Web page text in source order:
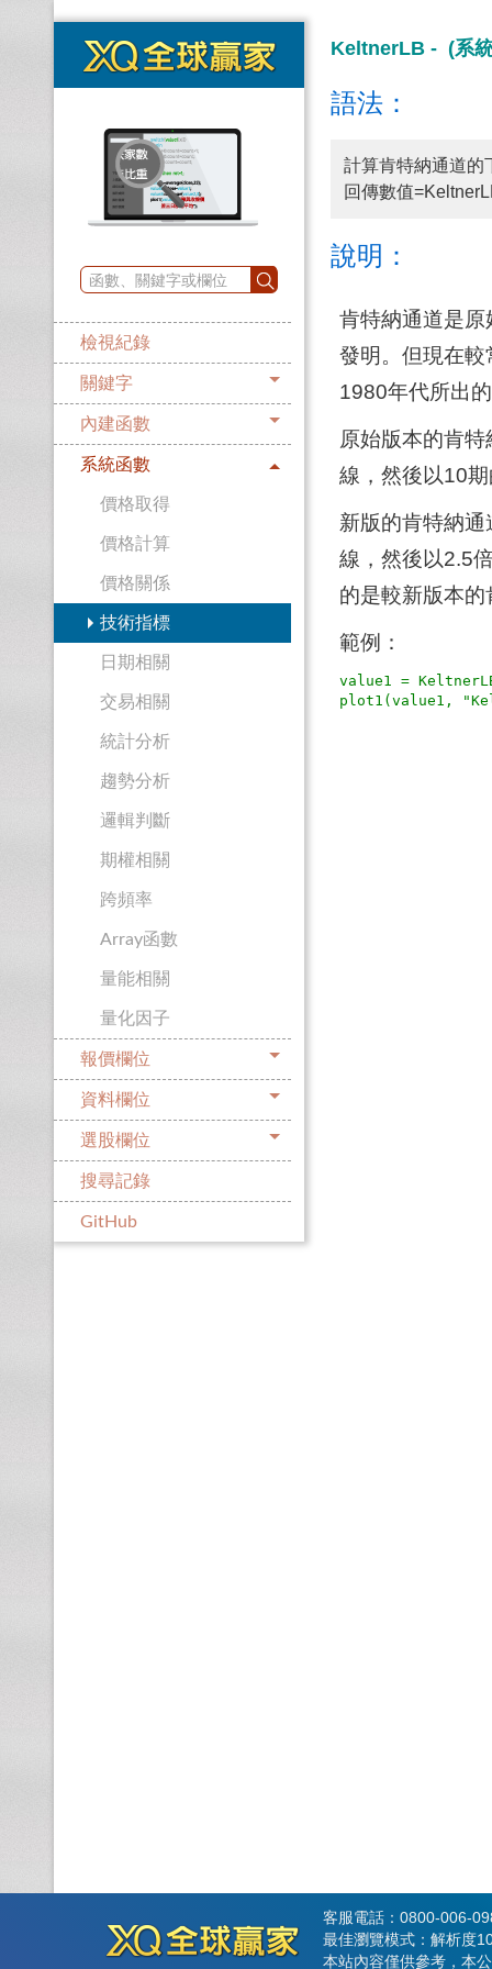
檢視紀錄
關鍵字
內建函數
系統函數
價格取得
價格計算
價格關係
技術指標
日期相關
交易相關
統計分析
趨勢分析
邏輯判斷
期權相關
跨頻率
Array函數
量能相關
量化因子
報價欄位
資料欄位
選股欄位
搜尋記錄
GitHub
KeltnerLB - (系
語法：
計算肯特納通道的
回傳數值
說明：
肯特納通道是
發明。但現在
1980年代所出
原始版本的肯
線，然後以10
新版的肯特納
線，然後以2.5
的是較新版本
範例：
value1 =
客服電話：0800-006-
最佳瀏覽模式：解析度
本站內容僅供參考，本